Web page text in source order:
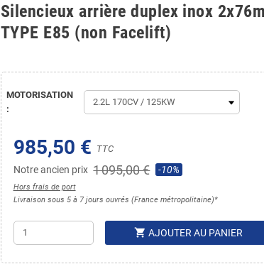
Silencieux arrière duplex inox
TYPE E85 (non Facelift)
MOTORISATION
:
985,50 € TTC
Notre ancien prix 1 095,00 € -10%
Hors frais de port
Livraison sous 5 à 7 jours ouvrés (France métropolitaine)*
shopping_cart AJOUTER AU PANIER